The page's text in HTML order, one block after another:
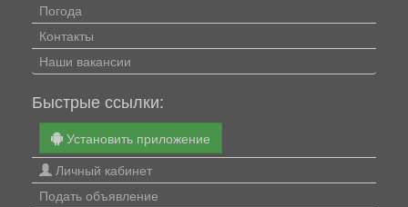
Погода
Контакты
Наши вакансии
Быстрые ссылки:
Установить приложение
Личный кабинет
Подать объявление